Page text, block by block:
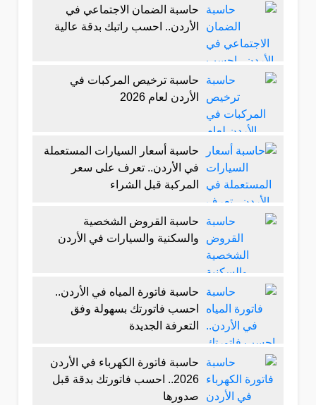
حاسبة الضمان الاجتماعي في
الأردن.. احسب راتبك بدقة عالية
حاسبة ترخيص المركبات في
الأردن لعام 2026
حاسبة أسعار السيارات المستعملة
في الأردن.. تعرف على سعر
المركبة قبل الشراء
حاسبة القروض الشخصية
والسكنية والسيارات في الأردن
حاسبة فاتورة المياه في الأردن..
احسب فاتورتك بسهولة وفق
التعرفة الجديدة
حاسبة فاتورة الكهرباء في الأردن
2026.. احسب فاتورتك بدقة قبل
صدورها